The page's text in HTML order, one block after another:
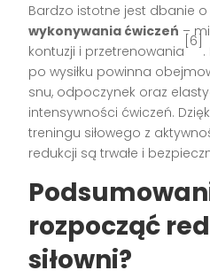
Bardzo istotne jest dbanie o
wykonywania ćwiczeń –
kontuzji i przetrenowania
[6]
po wysiłku powinna
snu, odpoczynek oraz
intensywności ćwiczeń.
treningu siłowego z
redukcji są trwałe i
rozpocząć
siłowni?